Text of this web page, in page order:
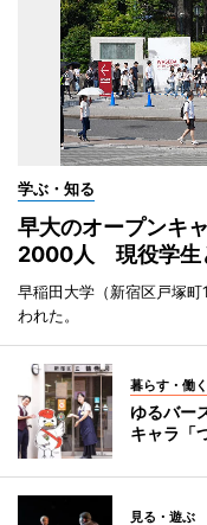
学ぶ・知る
早大のオープンキ
2000人 現役学生
早稲田大学（新宿区戸塚
われた。
暮らす・働く
ゆるバー
キャラ「
見る・遊ぶ